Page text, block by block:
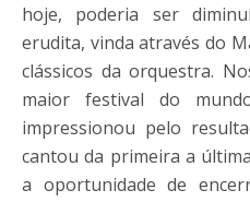
hoje, poderia ser
erudita, vinda através do
clássicos da orquestra.
maior festival do
impressionou pelo
cantou da primeira a
a oportunidade de